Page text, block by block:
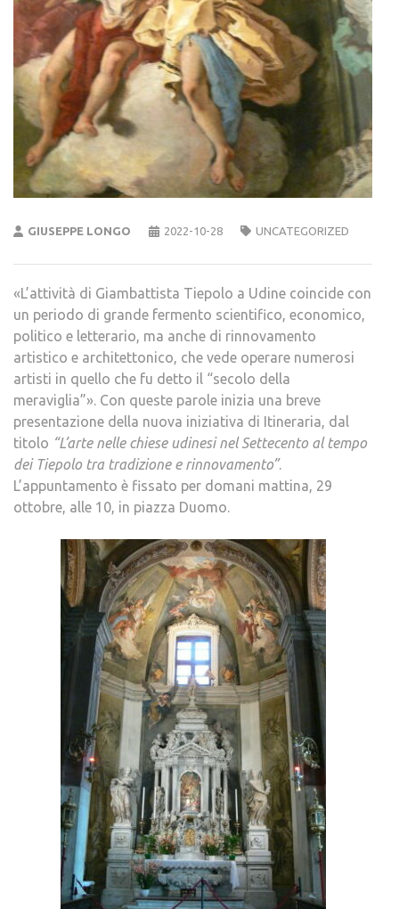
GIUSEPPE LONGO 2022-10-28 UNCATEGORIZED
«L’attività di Giambattista Tiepolo a Udine coincide con
un periodo di grande fermento scientifico, economico,
politico e letterario, ma anche di rinnovamento
artistico e architettonico, che vede operare numerosi
artisti in quello che fu detto il “secolo della
meraviglia”». Con queste parole inizia una breve
presentazione della nuova iniziativa di Itineraria, dal
titolo “L’arte nelle chiese udinesi nel Settecento al tempo
dei Tiepolo tra tradizione e rinnovamento”.
L’appuntamento è fissato per domani mattina, 29
ottobre, alle 10, in piazza Duomo.